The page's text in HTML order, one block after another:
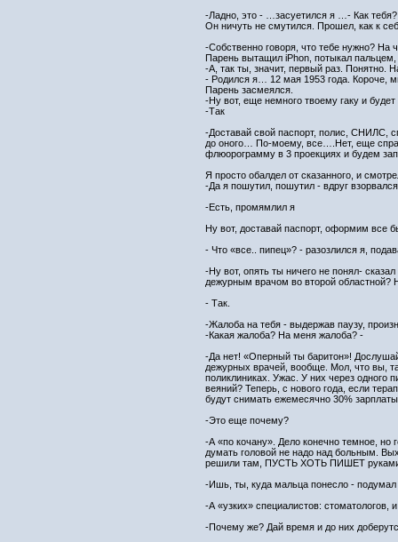
-Ладно, это - …засуетился я …- Как
Он ничуть не смутился. Прошел, как к
-Собственно говоря, что тебе нужно? На
Парень вытащил iPhon, потыкал
-А, так ты, значит, первый раз. Понятно.
- Родился я… 12 мая 1953 года. Короче,
Парень засмеялся.
-Ну вот, еще немного твоему гаку и будет
-Так
-Доставай свой паспорт, полис, СНИЛС,
до оного… По-моему, все….Нет, еще
флюорограмму в 3 проекциях и будем
Я просто обалдел от сказанного, и
-Да я пошутил, пошутил - вдруг
-Есть, промямлил я
Ну вот, доставай паспорт, оформим все
- Что «все.. пипец»? - разозлился я,
-Ну вот, опять ты ничего не понял-
дежурным врачом во второй областной?
- Так.
-Жалоба на тебя - выдержав паузу,
-Какая жалоба? На меня жалоба? -
-Да нет! «Оперный ты баритон»!
дежурных врачей, вообще. Мол, что вы,
поликлиниках. Ужас. У них через одного
веяний? Теперь, с нового года, если
будут снимать ежемесячно 30%
-Это еще почему?
-А «по кочану». Дело конечно темное, но
думать головой не надо над больным.
решили там, ПУСТЬ ХОТЬ ПИШЕТ руками!!!
-Ишь, ты, куда мальца понесло - подумал
-А «узких» специалистов: стоматологов,
-Почему же? Дай время и до них